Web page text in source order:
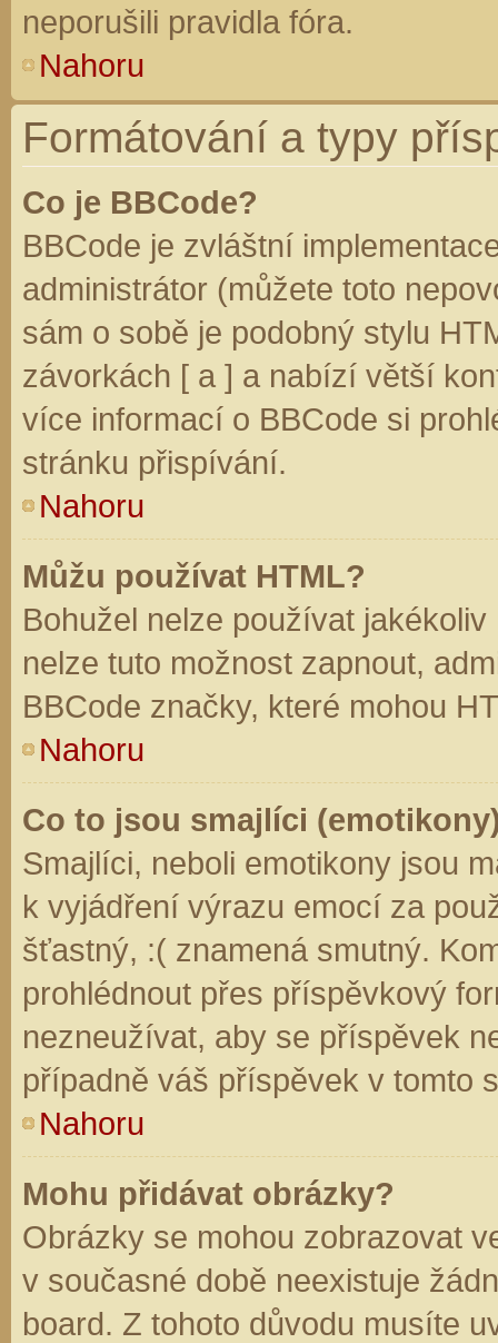
neporušili pravidla fóra.
Nahoru
Formátování a typy
Co je BBCode?
BBCode je zvláštní
administrátor (můžete toto
sám o sobě je podobný stylu
závorkách [ a ] a nabízí větší
více informací o BBCode si
stránku přispívání.
Nahoru
Můžu používat HTML?
Bohužel nelze používat
nelze tuto možnost zapnout,
BBCode značky, které mohou
Nahoru
Co to jsou smajlíci
Smajlíci, neboli emotikony jsou
k vyjádření výrazu emocí za
šťastný, :( znamená smutný.
prohlédnout přes příspěvkový
nezneužívat, aby se příspěvek
případně váš příspěvek v tomto
Nahoru
Mohu přidávat obrázky?
Obrázky se mohou zobrazovat
v současné době neexistuje
board. Z tohoto důvodu musíte